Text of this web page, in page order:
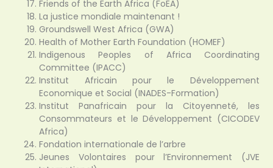
Friends of the Earth Africa (FoEA)
La justice mondiale maintenant !
Groundswell West Africa (GWA)
Health of Mother Earth Foundation (HOMEF)
Indigenous Peoples of Africa Coordinating
Committee (IPACC)
Institut Africain pour le Développement
Economique et Social (INADES-Formation)
Institut Panafricain pour la Citoyenneté, les
Consommateurs et le Développement (CICODEV
Africa)
Fondation internationale de l’arbre
Jeunes Volontaires pour l’Environnement (JVE